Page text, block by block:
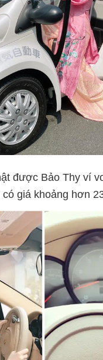
được Bảo Thy ví
giá khoảng hơn